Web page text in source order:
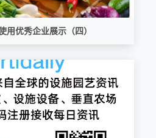
优秀企业展示（四）